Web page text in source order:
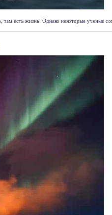
есть жизнь. Однако некоторые ученые